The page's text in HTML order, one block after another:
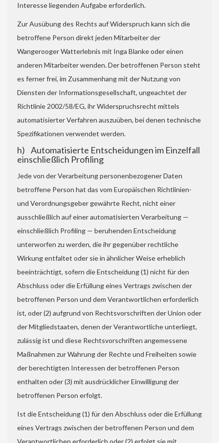
Interesse liegenden Aufgabe erforderlich.
Zur Ausübung des Rechts auf Widerspruch kann sich die
betroffene Person direkt jeden Mitarbeiter der
Wangerooger Watterlebnis mit Inga Blanke oder einen
anderen Mitarbeiter wenden. Der betroffenen Person steht
es ferner frei, im Zusammenhang mit der Nutzung von
Diensten der Informationsgesellschaft, ungeachtet der
Richtlinie 2002/58/EG, ihr Widerspruchsrecht mittels
automatisierter Verfahren auszuüben, bei denen technische
Spezifikationen verwendet werden.
h) Automatisierte Entscheidungen im Einzelfall
einschließlich Profiling
Jede von der Verarbeitung personenbezogener Daten
betroffene Person hat das vom Europäischen Richtlinien-
und Verordnungsgeber gewährte Recht, nicht einer
ausschließlich auf einer automatisierten Verarbeitung —
einschließlich Profiling — beruhenden Entscheidung
unterworfen zu werden, die ihr gegenüber rechtliche
Wirkung entfaltet oder sie in ähnlicher Weise erheblich
beeinträchtigt, sofern die Entscheidung (1) nicht für den
Abschluss oder die Erfüllung eines Vertrags zwischen der
betroffenen Person und dem Verantwortlichen erforderlich
ist, oder (2) aufgrund von Rechtsvorschriften der Union oder
der Mitgliedstaaten, denen der Verantwortliche unterliegt,
zulässig ist und diese Rechtsvorschriften angemessene
Maßnahmen zur Wahrung der Rechte und Freiheiten sowie
der berechtigten Interessen der betroffenen Person
enthalten oder (3) mit ausdrücklicher Einwilligung der
betroffenen Person erfolgt.
Ist die Entscheidung (1) für den Abschluss oder die Erfüllung
eines Vertrags zwischen der betroffenen Person und dem
Verantwortlichen erforderlich oder (2) erfolgt sie mit